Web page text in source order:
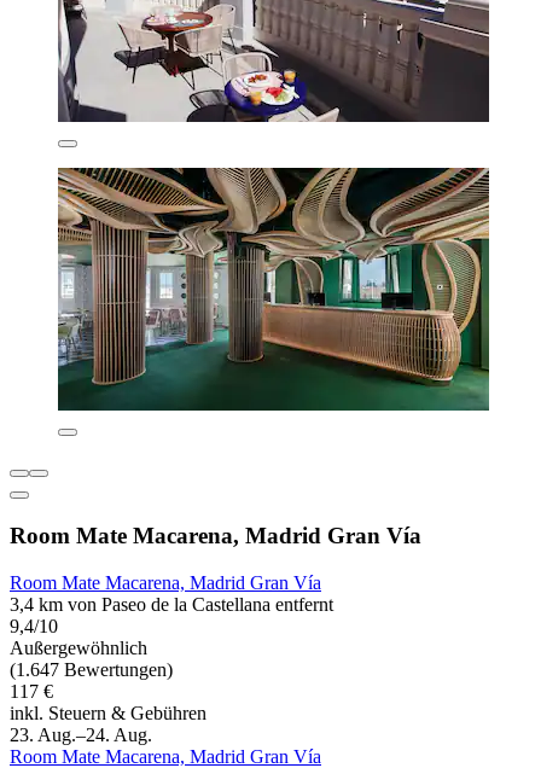
Room Mate Macarena, Madrid Gran Vía
Room Mate Macarena, Madrid Gran Vía
3,4 km von Paseo de la Castellana entfernt
9,4/10
Außergewöhnlich
(1.647 Bewertungen)
117 €
inkl. Steuern & Gebühren
23. Aug.–24. Aug.
Room Mate Macarena, Madrid Gran Vía